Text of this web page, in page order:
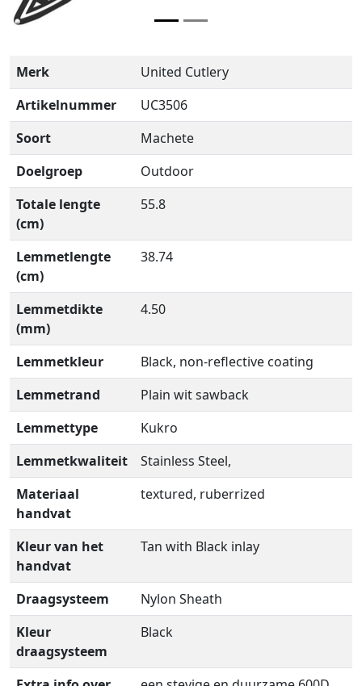
Merk
United Cutlery
Artikelnummer
UC3506
Soort
Machete
Doelgroep
Outdoor
Totale lengte
(cm)
55.8
Lemmetlengte
(cm)
38.74
Lemmetdikte
(mm)
4.50
Lemmetkleur
Black, non-reflective coating
Lemmetrand
Plain wit sawback
Lemmettype
Kukro
Lemmetkwaliteit
Stainless Steel,
Materiaal
handvat
textured, ruberrized
Kleur van het
handvat
Tan with Black inlay
Draagsysteem
Nylon Sheath
Kleur
draagsysteem
Black